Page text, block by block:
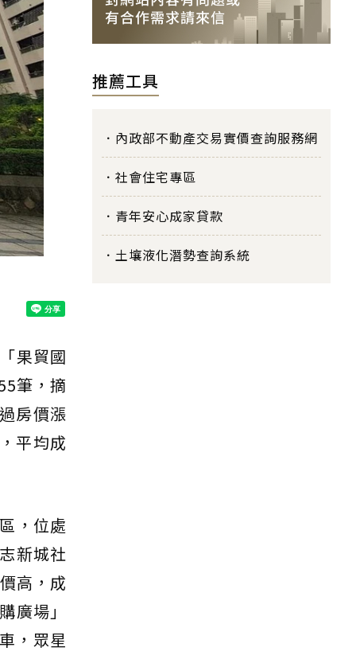
果貿國
筆，摘
房價漲
平均成
，位處
新城社
高，成
廣場」
，眾星
推薦工具
內政部不動產交易實價查詢服務網
社會住宅專區
青年安心成家貸款
土壤液化潛勢查詢系統